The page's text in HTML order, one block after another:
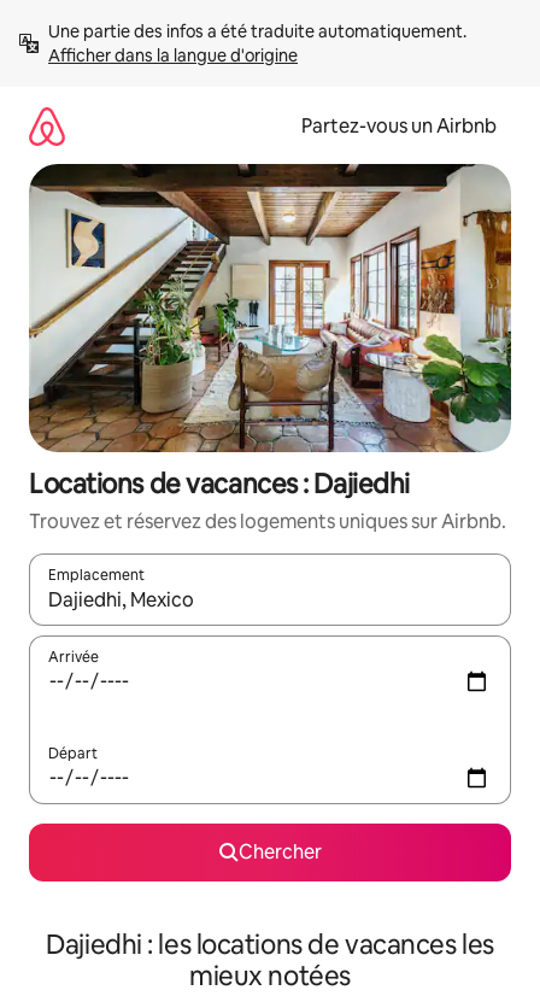
directement
Afficher dans la langue d'origine
Partez-vous un Airbnb
Locations de vacances : Dajiedhi
Trouvez et réservez des logements uniques sur Airbnb.
Emplacement
Quand les résultats sont affichés, parcourez-les en utilisant
Arrivée
Départ
Chercher
Dajiedhi : les locations de vacances les
mieux notées